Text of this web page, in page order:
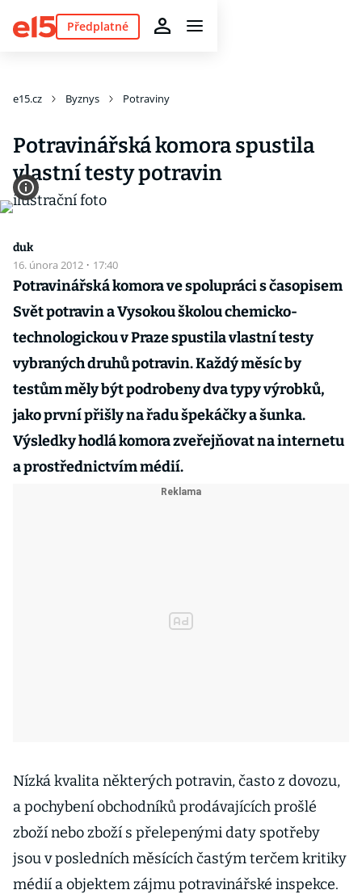
Předplatné
e15.cz Byznys Potraviny
Potravinářská komora spustila
vlastní testy potravin
duk
16. února 2012 · 17:40
Potravinářská komora ve spolupráci s časopisem
Svět potravin a Vysokou školou chemicko-
technologickou v Praze spustila vlastní testy
vybraných druhů potravin. Každý měsíc by
testům měly být podrobeny dva typy výrobků,
jako první přišly na řadu špekáčky a šunka.
Výsledky hodlá komora zveřejňovat na internetu
a prostřednictvím médií.
Nízká kvalita některých potravin, často z dovozu,
a pochybení obchodníků prodávajících prošlé
zboží nebo zboží s přelepenými daty spotřeby
jsou v posledních měsících častým terčem kritiky
médií a objektem zájmu potravinářské inspekce.